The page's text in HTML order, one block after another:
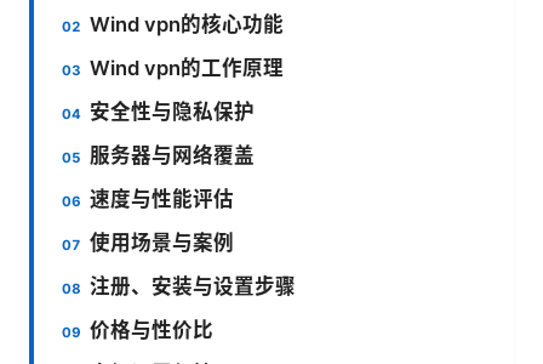
Wind vpn的核心功能
Wind vpn的工作原理
安全性与隐私保护
服务器与网络覆盖
速度与性能评估
使用场景与案例
注册、安装与设置步骤
价格与性价比